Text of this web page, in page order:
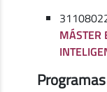
MÁSTER